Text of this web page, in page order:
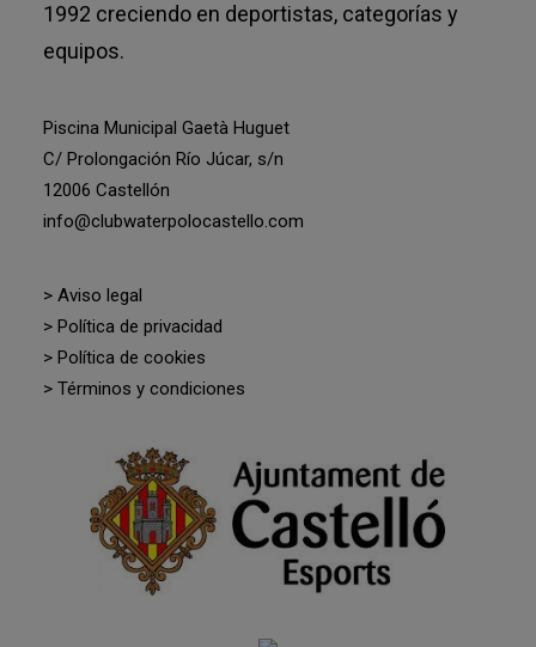
1992 creciendo en deportistas, categorías y
equipos.
Piscina Municipal Gaetà Huguet
C/ Prolongación Río Júcar, s/n
12006 Castellón
info@clubwaterpolocastello.com
> Aviso legal
> Política de privacidad
> Política de cookies
> Términos y condiciones